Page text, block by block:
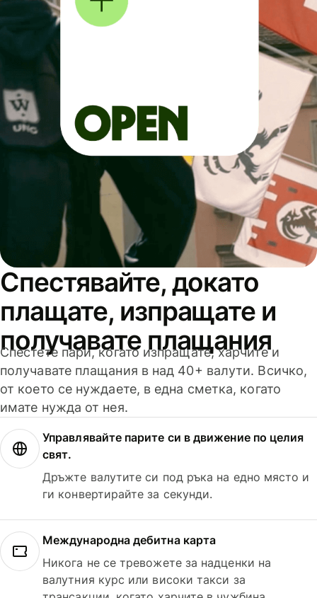
Спестявайте, докато
плащате, изпращате и
получавате плащания
Спестете пари, когато изпращате, харчите и
получавате плащания в над 40+ валути. Всичко,
от което се нуждаете, в една сметка, когато
имате нужда от нея.
Управлявайте парите си в движение по целия
свят.
Дръжте валутите си под ръка на едно място и
ги конвертирайте за секунди.
Международна дебитна карта
Никога не се тревожете за надценки на
валутния курс или високи такси за